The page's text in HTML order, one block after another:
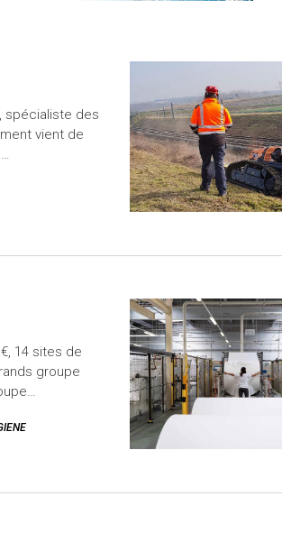
spécialiste des
vient de
14 sites de
groupe